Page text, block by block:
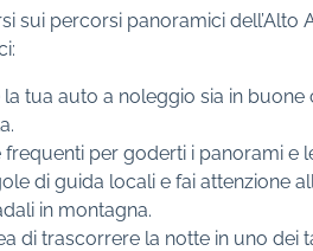
sui percorsi panoramici dell’Alto
tua auto a noleggio sia in buone
frequenti per goderti i panorami e
di guida locali e fai attenzione
in montagna.
di trascorrere la notte in uno dei